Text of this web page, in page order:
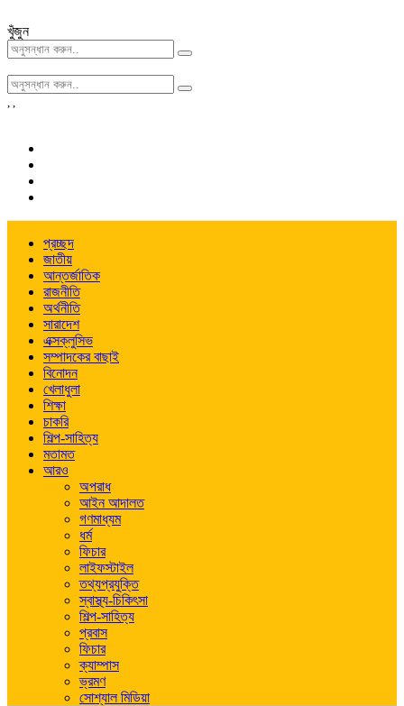
খুঁজুন
, ,
প্রচ্ছদ
জাতীয়
আন্তর্জাতিক
রাজনীতি
অর্থনীতি
সারাদেশ
এক্সক্লুসিভ
সম্পাদকের বাছাই
বিনোদন
খেলাধুলা
শিক্ষা
চাকরি
শিল্প-সাহিত্য
মতামত
আরও
অপরাধ
আইন আদালত
গণমাধ্যম
ধর্ম
ফিচার
লাইফস্টাইল
তথ্যপ্রযুক্তি
স্বাস্থ্য-চিকিৎসা
শিল্প-সাহিত্য
প্রবাস
ফিচার
ক্যাম্পাস
ভ্রমণ
সোশ্যাল মিডিয়া